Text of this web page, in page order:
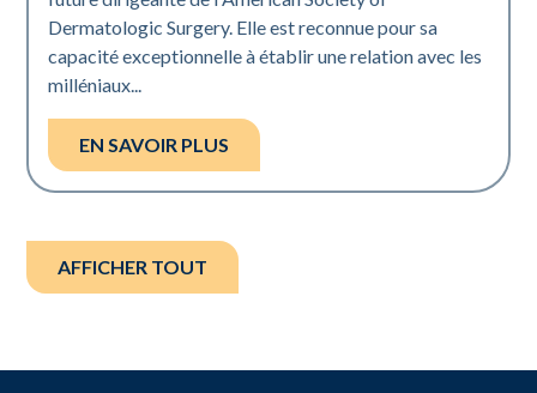
Dermatologic Surgery. Elle est reconnue pour sa
capacité exceptionnelle à établir une relation avec les
milléniaux...
EN SAVOIR PLUS
AFFICHER TOUT